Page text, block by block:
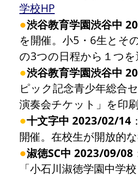
学校HP
●渋谷教育学園渋谷中
を開催。小5・6生と
の3つの日程から１つ
●渋谷教育学園渋谷中
ピック記念青少年総合
演奏会チケット」を印
●十文字中 2023/02/14
開催。在校生が開放的
●淑徳SC中 2023/09/08
「小石川淑徳学園中学